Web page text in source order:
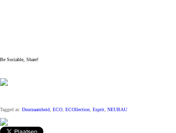
Be Sociable, Share!
Tagged as: Duurzaamheid ECO ECOllection Esprit NEUBAU